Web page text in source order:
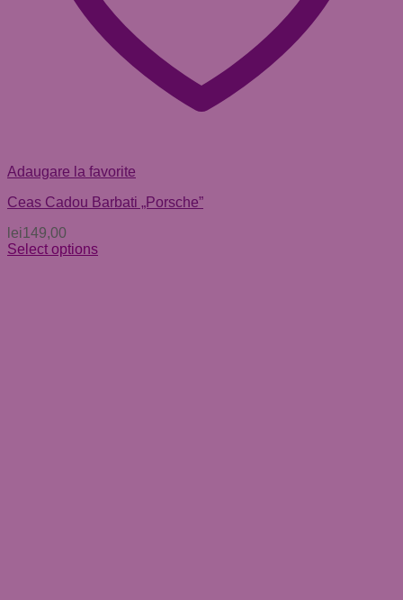
Adaugare la favorite
Ceas Cadou Barbati „Porsche”
lei149,00
Select options